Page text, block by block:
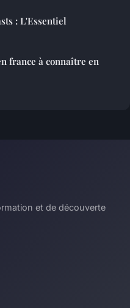
: L'Essentiel
france à connaître en
et de découverte